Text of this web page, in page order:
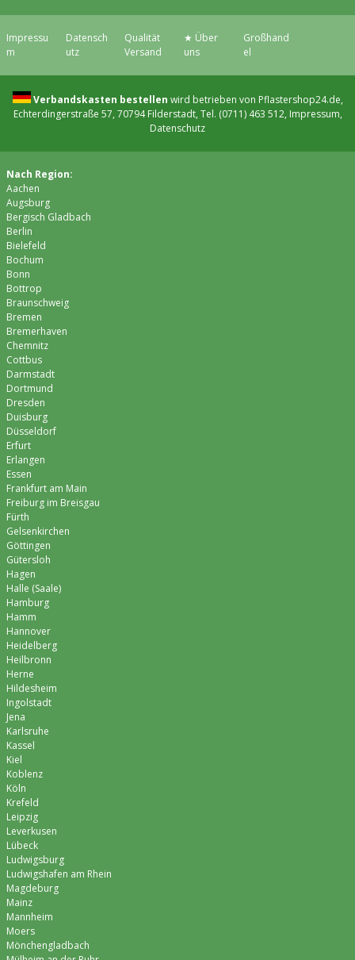
Impressu
m
Datensch
utz
Qualität
Versand
★ Über
uns
Großhand
el
Verbandskasten bestellen wird betrieben von Pflastershop24.de,
Echterdingerstraße 57, 70794 Filderstadt, Tel. (0711) 463 512, Impressum,
Datenschutz
Nach Region:
Aachen
Augsburg
Bergisch Gladbach
Berlin
Bielefeld
Bochum
Bonn
Bottrop
Braunschweig
Bremen
Bremer­haven
Chemnitz
Cottbus
Darmstadt
Dortmund
Dresden
Duisburg
Düsseldorf
Erfurt
Erlangen
Essen
Frankfurt am Main
Freiburg im Breisgau
Fürth
Gelsenkirchen
Göttingen
Gütersloh
Hagen
Halle (Saale)
Hamburg
Hamm
Hannover
Heidelberg
Heilbronn
Herne
Hildesheim
Ingolstadt
Jena
Karlsruhe
Kassel
Kiel
Koblenz
Köln
Krefeld
Leipzig
Leverkusen
Lübeck
Ludwigsburg
Ludwigshafen am Rhein
Magdeburg
Mainz
Mannheim
Moers
Mönchen­gladbach